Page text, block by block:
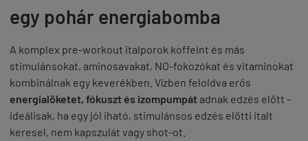
egy pohár energiabomba
A komplex pre-workout italporok koffeint és más
stimulánsokat, aminosavakat, NO-fokozókat és vitaminokat
kombinálnak egy keverékben. Vízben feloldva erős
energialöketet, fókuszt és izompumpát adnak edzés előtt –
ideálisak, ha egy jól iható, stimulánsos edzés előtti italt
keresel, nem kapszulát vagy shot-ot.